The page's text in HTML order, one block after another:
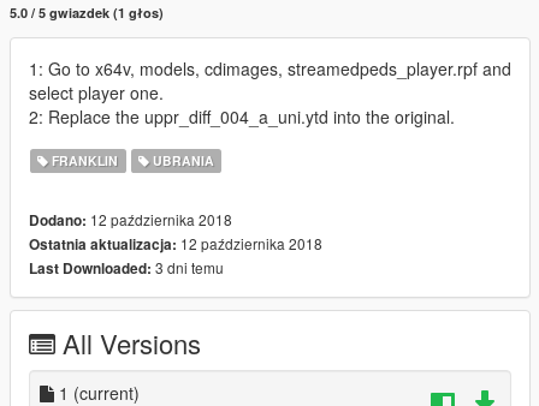
5.0 / 5 gwiazdek (1 głos)
1: Go to x64v, models, cdimages, streamedpeds_player.rpf and
select player one.
2: Replace the uppr_diff_004_a_uni.ytd into the original.
FRANKLIN UBRANIA
Dodano: 12 października 2018
Ostatnia aktualizacja: 12 października 2018
Last Downloaded: 3 dni temu
All Versions
1 (current)